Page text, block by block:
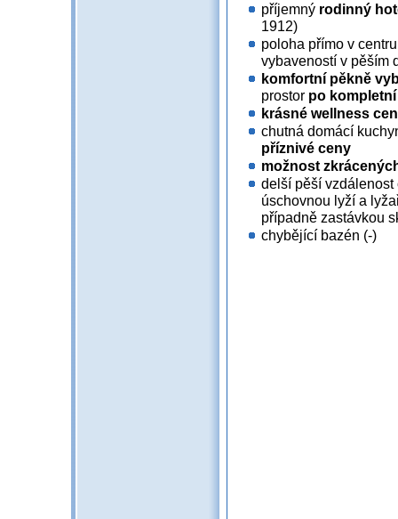
příjemný rodinný
1912)
poloha přímo v
vybaveností v pěším
komfortní pěkně
prostor po
krásné wellness
chutná domácí
příznivé ceny
možnost
delší pěší
úschovnou lyží a
případně zastávkou
chybějící bazén (-)